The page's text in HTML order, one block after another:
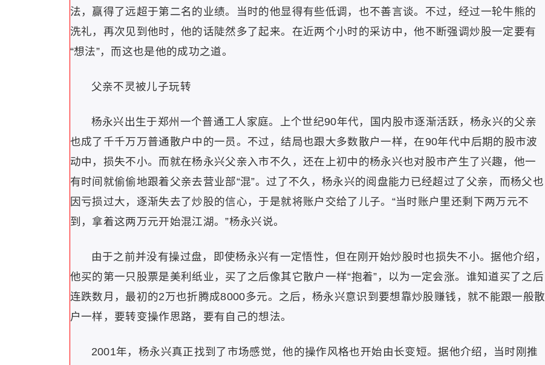
法，赢得了远超于第二名的业绩。当时的他显得有些低调，也不善言谈。不过，经过一轮牛熊的
洗礼，再次见到他时，他的话陡然多了起来。在近两个小时的采访中，他不断强调炒股一定要有
“想法”，而这也是他的成功之道。
父亲不灵被儿子玩转
杨永兴出生于郑州一个普通工人家庭。上个世纪90年代，国内股市逐渐活跃，杨永兴的父亲
也成了千千万万普通散户中的一员。不过，结局也跟大多数散户一样，在90年代中后期的股市波
动中，损失不小。而就在杨永兴父亲入市不久，还在上初中的杨永兴也对股市产生了兴趣，他一
有时间就偷偷地跟着父亲去营业部“混”。过了不久，杨永兴的阅盘能力已经超过了父亲，而杨父也
因亏损过大，逐渐失去了炒股的信心，于是就将账户交给了儿子。“当时账户里还剩下两万元不
到，拿着这两万元开始混江湖。”杨永兴说。
由于之前并没有操过盘，即使杨永兴有一定悟性，但在刚开始炒股时也损失不小。据他介绍，
他买的第一只股票是美利纸业，买了之后像其它散户一样“抱着”，以为一定会涨。谁知道买了之后
连跌数月，最初的2万也折腾成8000多元。之后，杨永兴意识到要想靠炒股赚钱，就不能跟一般散
户一样，要转变操作思路，要有自己的想法。
2001年，杨永兴真正找到了市场感觉，他的操作风格也开始由长变短。据他介绍，当时刚推